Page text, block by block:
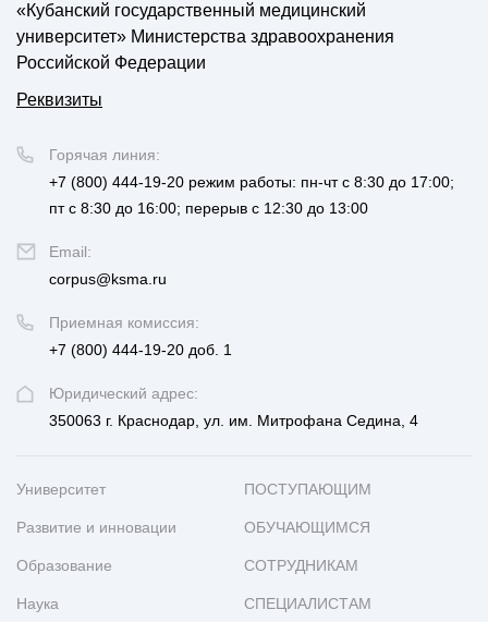
«Кубанский государственный медицинский
университет» Министерства здравоохранения
Российской Федерации
Реквизиты
Юридический адрес:
350063 г. Краснодар, ул. им. Митрофана Седина, 4
Приемная комиссия:
+7 (800) 444-19-20 доб. 1
Горячая линия:
+7 (800) 444-19-20 режим работы: пн-чт с 8:30 до 17:00;
пт с 8:30 до 16:00; перерыв с 12:30 до 13:00
Email:
corpus@ksma.ru
Университет
Развитие и инновации
Образование
Наука
ПОСТУПАЮЩИМ
ОБУЧАЮЩИМСЯ
СОТРУДНИКАМ
СПЕЦИАЛИСТАМ